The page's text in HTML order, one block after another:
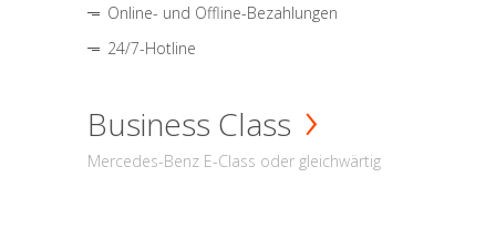
Online- und Offline-Bezahlungen
24/7-Hotline
Business Class
Mercedes-Benz E-Class oder gleichwärtig